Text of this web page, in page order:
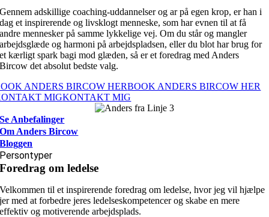
Gennem adskillige coaching-uddannelser og ar på egen krop, er han i
dag et inspirerende og livsklogt menneske, som har evnen til at få
andre mennesker på samme lykkelige vej. Om du står og mangler
arbejdsglæde og harmoni på arbejdspladsen, eller du blot har brug for
et kærligt spark bagi mod glæden, så er et foredrag med Anders
Bircow det absolut bedste valg.
ANDERS BIRCOW HERBOOK ANDERS BIRCOW HER
MIGKONTAKT MIG
Se Anbefalinger
Om Anders Bircow
Bloggen
Persontyper
Foredrag om ledelse
Velkommen til et inspirerende foredrag om ledelse, hvor jeg vil hjælpe
jer med at forbedre jeres ledelseskompetencer og skabe en mere
effektiv og motiverende arbejdsplads.